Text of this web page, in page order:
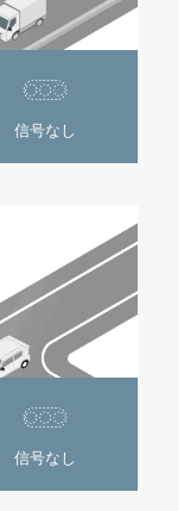
信号なし
信号なし